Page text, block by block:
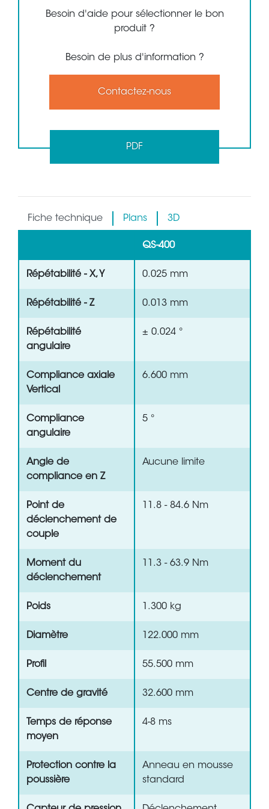
Besoin d'aide pour sélectionner le bon
produit ?
Besoin de plus d'information ?
Contactez-nous
PDF
Fiche technique Plans 3D
QS-400
Répétabilité - X, Y 0.025 mm
Répétabilité - Z 0.013 mm
Répétabilité
angulaire
± 0.024 °
Compliance axiale
Vertical
6.600 mm
Compliance
angulaire
5 °
Angle de
compliance en Z
Aucune limite
Point de
déclenchement de
couple
11.8 - 84.6 Nm
Moment du
déclenchement
11.3 - 63.9 Nm
Poids 1.300 kg
Diamètre 122.000 mm
Profil 55.500 mm
Centre de gravité 32.600 mm
Temps de réponse
moyen
4-8 ms
Protection contre la
poussière
Anneau en mousse
standard